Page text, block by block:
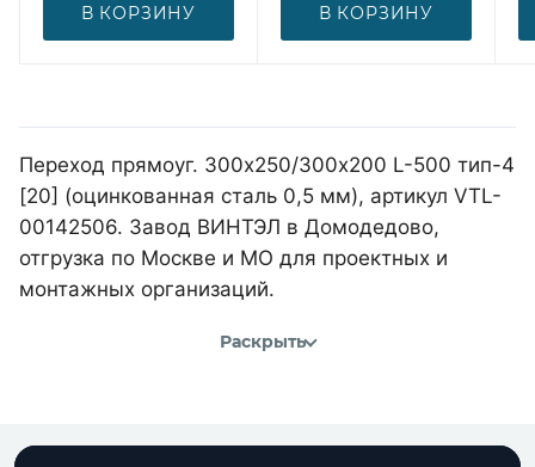
В КОРЗИНУ В КОРЗИНУ
Переход прямоуг. 300х250/300х200 L-500 тип-4
[20] (оцинкованная сталь 0,5 мм), артикул VTL-
00142506. Завод ВИНТЭЛ в Домодедово,
отгрузка по Москве и МО для проектных и
монтажных организаций.
Раскрыть